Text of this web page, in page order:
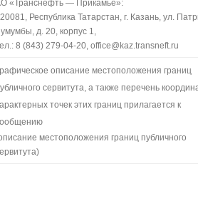
«Транснефть — Прикамье»:
Республика Татарстан, г. Казань, ул.
д. 20, корпус 1,
8 (843) 279-04-20, office@kaz.transneft.ru
описание местоположения границ
сервитута, а также перечень
точек этих границ прилагается к
местоположения границ публичного